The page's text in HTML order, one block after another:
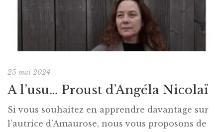
25 mai 2024
A l’usu… Proust d’Angéla Nicolaï
Si vous souhaitez en apprendre davantage sur
l’autrice d’Amaurose, nous vous proposons de